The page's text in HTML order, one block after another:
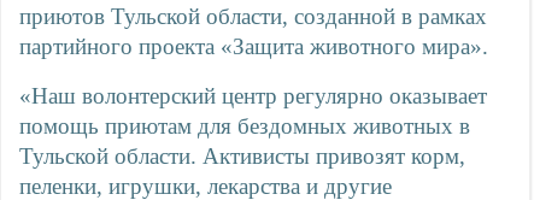
приютов Тульской области, созданной в рамках
партийного проекта «Защита животного мира».
«Наш волонтерский центр регулярно оказывает
помощь приютам для бездомных животных в
Тульской области. Активисты привозят корм,
пеленки, игрушки, лекарства и другие